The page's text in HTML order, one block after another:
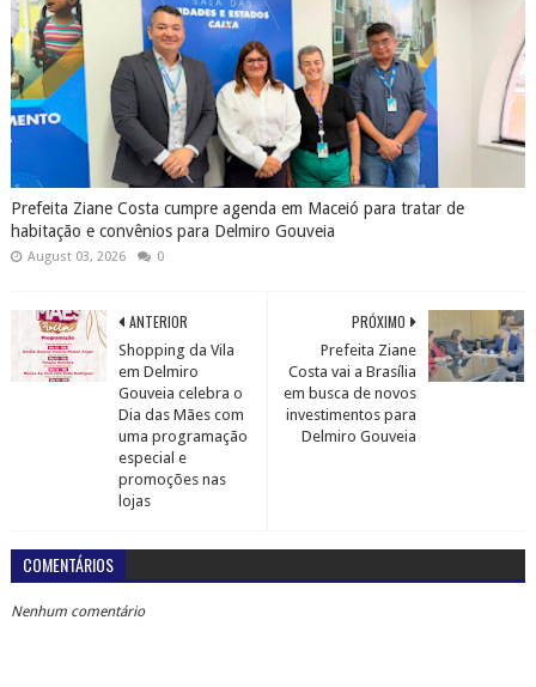
Prefeita Ziane Costa cumpre agenda em Maceió para tratar de
habitação e convênios para Delmiro Gouveia
August 03, 2026 0
PRÓXIMO
Prefeita Ziane
Costa vai a Brasília
em busca de novos
investimentos para
Delmiro Gouveia
ANTERIOR
Shopping da Vila
em Delmiro
Gouveia celebra o
Dia das Mães com
uma programação
especial e
promoções nas
lojas
COMENTÁRIOS
Nenhum comentário